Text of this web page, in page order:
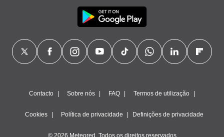
Contacto Sobre nós FAQ Termos de utilização
Cookies Política de privacidade Definições de privacidade
© 2026 Meteored. Todos os direitos reservados